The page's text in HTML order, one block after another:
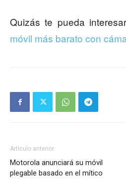
Quizás te pueda interesar
móvil más barato con
Artículo anterior
Motorola anunciará su móvil
plegable basado en el mítico